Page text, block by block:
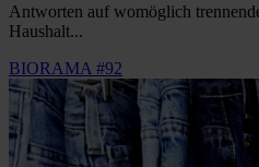
Antworten auf womöglich
Haushalt...
BIORAMA #92